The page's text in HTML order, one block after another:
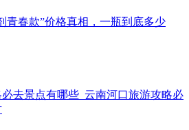
青春款”价格真相，一瓶到底多少
去景点有哪些_云南河口旅游攻略必